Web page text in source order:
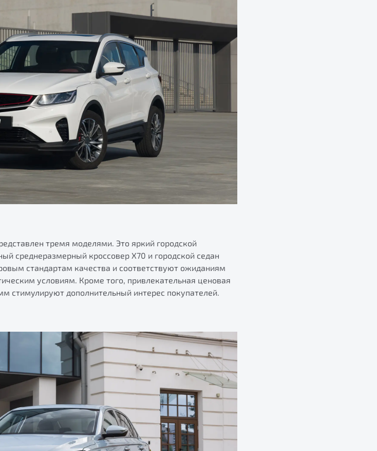
тремя моделями. Это яркий городской
среднеразмерный кроссовер X70 и городской седан
стандартам качества и соответствуют ожиданиям
условиям. Кроме того, привлекательная ценовая
стимулируют дополнительный интерес покупателей.